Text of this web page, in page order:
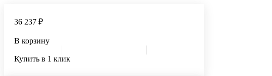
36 237 ₽
В корзину
Купить в 1 клик